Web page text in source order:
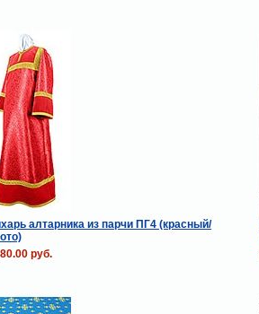
алтарника из парчи ПГ4 (красный/
руб.